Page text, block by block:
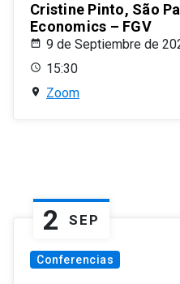
Cristine Pinto, São
Economics – FGV
9 de Septiembre de
15:30
Zoom
2 SEP
Conferencias